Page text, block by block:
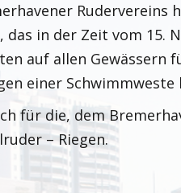
Rudervereins
das in der Zeit vom 15.
auf allen Gewässern
einer Schwimmweste
für die, dem
– Riegen.